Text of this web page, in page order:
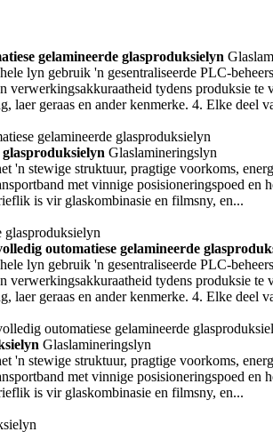
gelamineerde glasproduksielyn
lyn gebruik 'n gesentraliseerde PLC-
verwerkingsakkuraatheid tydens produksie
laer geraas en ander kenmerke. 4. Elke deel
Glaslamineringslyn
'n stewige struktuur, pragtige voorkoms,
met vinnige posisioneringspoed
is vir glaskombinasie en filmsny, en...
outomatiese gelamineerde
lyn gebruik 'n gesentraliseerde PLC-
verwerkingsakkuraatheid tydens produksie
laer geraas en ander kenmerke. 4. Elke deel
Glaslamineringslyn
'n stewige struktuur, pragtige voorkoms,
met vinnige posisioneringspoed
is vir glaskombinasie en filmsny, en...